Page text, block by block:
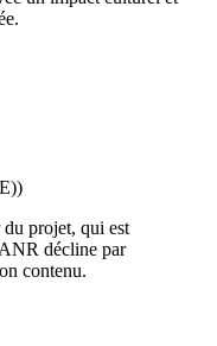
du projet, qui est
décline par
contenu.